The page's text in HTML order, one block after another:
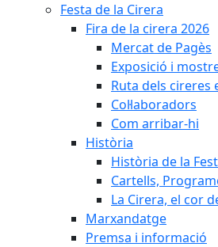
Festa de la Cirera
Fira de la cirera 2026
Mercat de Pagès
Exposició i
Ruta dels cireres
Col·laboradors
Com arribar-hi
Història
Història de la
Cartells,
La Cirera, el cor
Marxandatge
Premsa i informació